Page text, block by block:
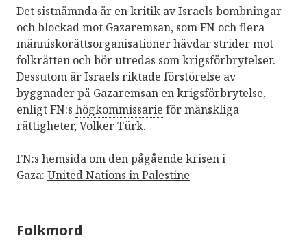
Det sistnämnda är en kritik av Israels bombningar
och blockad mot Gazaremsan, som FN och flera
människorättsorganisationer hävdar strider mot
folkrätten och bör utredas som krigsförbrytelser.
Dessutom är Israels riktade förstörelse av
byggnader på Gazaremsan en krigsförbrytelse,
enligt FN:s högkommissarie för mänskliga
rättigheter, Volker Türk.
FN:s hemsida om den pågående krisen i
Gaza: United Nations in Palestine
Folkmord